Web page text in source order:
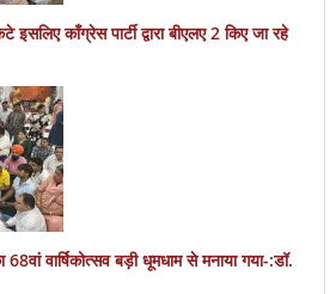
काँग्रेस पार्टी द्वारा बीएलए 2 किए जा रहे
68वां वार्षिकोत्सव बड़ी धूमधाम से मनाया गया-:डॉ.